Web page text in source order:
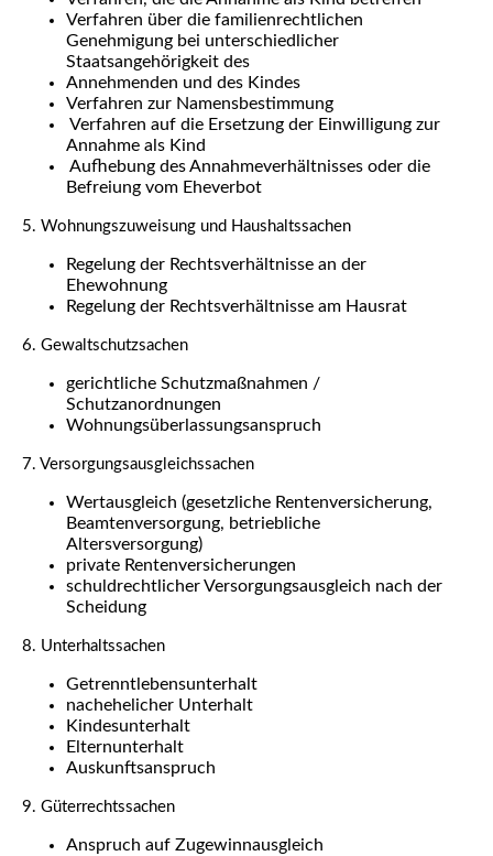
Verfahren über die familienrechtlichen
Genehmigung bei unterschiedlicher
Staatsangehörigkeit des
Annehmenden und des Kindes
Verfahren zur Namensbestimmung
Verfahren auf die Ersetzung der Einwilligung zur
Annahme als Kind
Aufhebung des Annahmeverhältnisses oder die
Befreiung vom Eheverbot
5. Wohnungszuweisung und Haushaltssachen
Regelung der Rechtsverhältnisse an der
Ehewohnung
Regelung der Rechtsverhältnisse am Hausrat
6. Gewaltschutzsachen
gerichtliche Schutzmaßnahmen /
Schutzanordnungen
Wohnungsüberlassungsanspruch
7. Versorgungsausgleichssachen
Wertausgleich (gesetzliche Rentenversicherung,
Beamtenversorgung, betriebliche
Altersversorgung)
private Rentenversicherungen
schuldrechtlicher Versorgungsausgleich nach der
Scheidung
8. Unterhaltssachen
Getrenntlebensunterhalt
nachehelicher Unterhalt
Kindesunterhalt
Elternunterhalt
Auskunftsanspruch
9. Güterrechtssachen
Anspruch auf Zugewinnausgleich